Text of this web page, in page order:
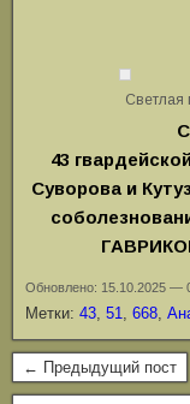
Светлая
43
Суворова и
Обновлено: 15.10.2025 —
Метки: 43, 51, 668,
← Предыдущий пост